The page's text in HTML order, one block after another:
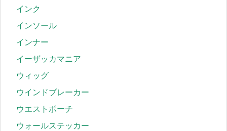
インク
インソール
インナー
イーザッカマニア
ウィッグ
ウインドブレーカー
ウエストポーチ
ウォールステッカー